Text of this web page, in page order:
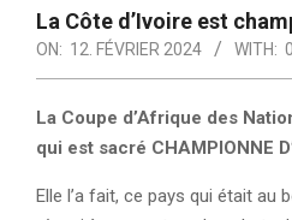
La Côte d’Ivoire est
ON: 12. FÉVRIER 2024 WITH:
La Coupe d’Afrique des
qui est sacré CHAMPIONNE
Elle l’a fait, ce pays qui était au